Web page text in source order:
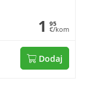
1 95
€/kom
Dodaj